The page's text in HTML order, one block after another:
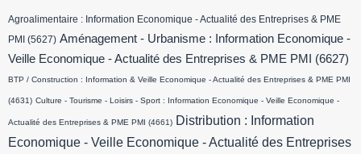
Agroalimentaire : Information Economique - Actualité des Entreprises & PME
PMI (5627) Aménagement - Urbanisme : Information Economique -
Veille Economique - Actualité des Entreprises & PME PMI
(6627)
BTP / Construction : Information & Veille Economique - Actualité des Entreprises & PME PMI
(4631) Culture - Tourisme - Loisirs - Sport : Information Economique - Veille Economique -
Actualité des Entreprises & PME PMI (4661) Distribution : Information
Economique - Veille Economique - Actualité des Entreprises